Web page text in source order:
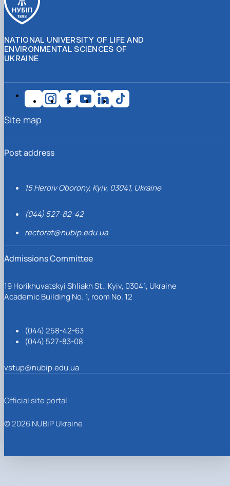
NATIONAL UNIVERSITY OF LIFE AND
ENVIRONMENTAL SCIENCES OF
UKRAINE
Post address
15 Heroiv Oborony, Kyiv, 03041, Ukraine
(044) 527-82-42
rectorat@nubip.edu.ua
Admissions Committee
19 Horikhuvatskyi Shliakh St., Kyiv, 03041, Ukraine
Academic Building No. 1, room No. 12
(044) 258-42-63
(044) 527-83-08
vstup@nubip.edu.ua
Site map
Official site portal
© 2026 NUBiP Ukraine